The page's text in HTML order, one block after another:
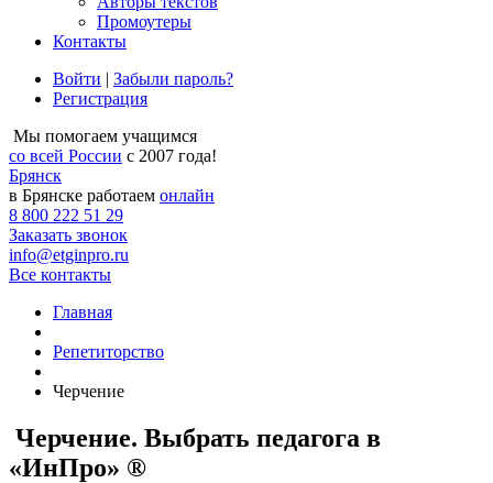
Промоутеры
Контакты
Войти | Забыли пароль?
Регистрация
Мы помогаем учащимся
со всей России с 2007 года!
Брянск
в Брянске работаем онлайн
8 800 222 51 29
Заказать звонок
info@etginpro.ru
Все контакты
Главная
Репетиторство
Черчение
Черчение. Выбрать педагога в
«ИнПро» ®